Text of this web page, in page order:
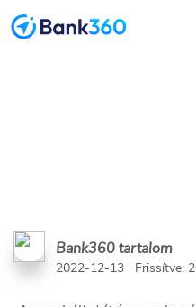
garantált
Bank360 tartalom
2022-12-13 Frissítve: